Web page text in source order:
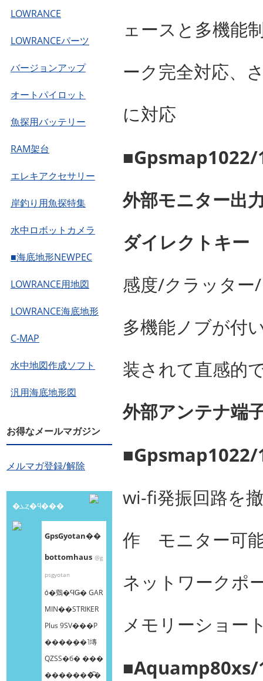
LOWRANCE
LOWRANCEパーツ
バージョンアップ
オートパイロット
魚探用バッテリー
RAM架台
エレキアクセサリー
岸釣り用魚探特集
水中ロボットカメラ
■海底地形NEWPEC
LOWRANCE用地図
LOWRANCE海底地形
C-MAP
水中地図作成ソフト
汎用海底地形図
お得なメールマガジン
メルマガ登録/解除
�ܥȥ�ϥ���
GpsGyotan��
bottomhaus @g
psgyotan
ȯ�䳫�ϤǤ� GAR
MIN��STRIKER
Plus 9SV���Ρ
����ܸ��˥塼
QZSS�б� ���
�������͡�
ェースと多機能
ーク完全対応、
に対応
外部モニター出
ダイレクトキー
感度/クラッター
多機能ノブが付
装されて直感的
外部アンテナ端
wi-fi発振回路を
作 モニター可
ネットワークポ
メモリーショー